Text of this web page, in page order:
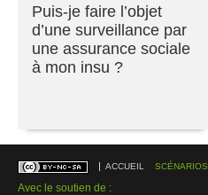
Puis-je faire l’objet
d’une surveillance par
une assurance sociale
à mon insu ?
ACCUEIL SCÉNARIOS
Avec le soutien de :